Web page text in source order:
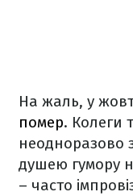
На жаль, у
помер. Колеги
неодноразово
душею гумору
– часто